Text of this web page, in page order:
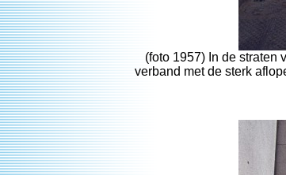
(foto 1957) In de straten
verband met de sterk